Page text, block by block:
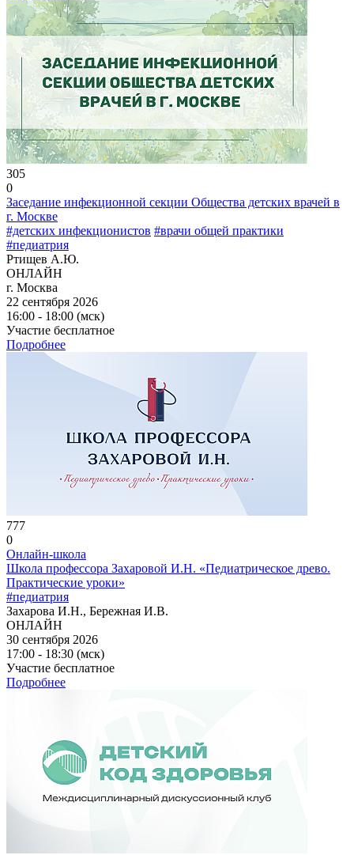
305
0
Заседание инфекционной секции Общества детских врачей в
г. Москве
#детских инфекционистов #врачи общей практики
#педиатрия
Ртищев А.Ю.
ОНЛАЙН
г. Москва
22 сентября 2026
16:00 - 18:00 (мск)
Участие бесплатное
Подробнее
777
0
Онлайн-школа
Школа профессора Захаровой И.Н. «Педиатрическое древо.
Практические уроки»
#педиатрия
Захарова И.Н., Бережная И.В.
ОНЛАЙН
30 сентября 2026
17:00 - 18:30 (мск)
Участие бесплатное
Подробнее